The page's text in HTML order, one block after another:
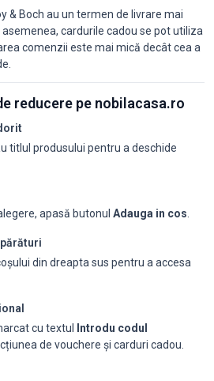
& Boch au un termen de livrare mai
asemenea, cardurile cadou se pot utiliza
comenzii este mai mică decât cea a
reducere pe nobilacasa.ro
titlul produsului pentru a deschide
apasă butonul Adauga in cos
din dreapta sus pentru a accesa
cu textul
Introdu codul
de vouchere și carduri cadou.